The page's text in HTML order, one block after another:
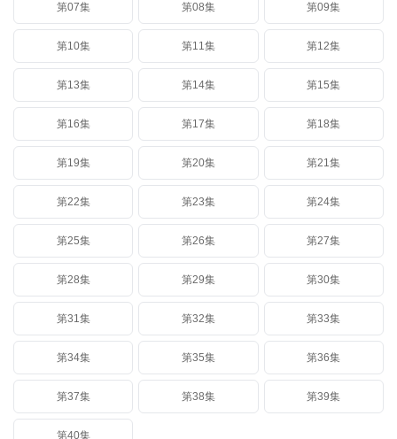
第07集 第08集 第09集
第10集 第11集 第12集
第13集 第14集 第15集
第16集 第17集 第18集
第19集 第20集 第21集
第22集 第23集 第24集
第25集 第26集 第27集
第28集 第29集 第30集
第31集 第32集 第33集
第34集 第35集 第36集
第37集 第38集 第39集
第40集